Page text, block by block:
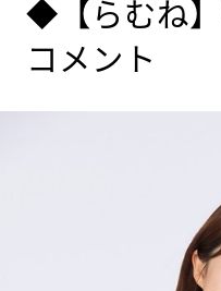
◆【らむね
コメント